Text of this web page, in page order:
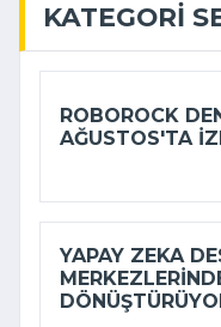
KATEGORI
ROBOROCK
AĞUSTOS'TA
YAPAY ZEKA